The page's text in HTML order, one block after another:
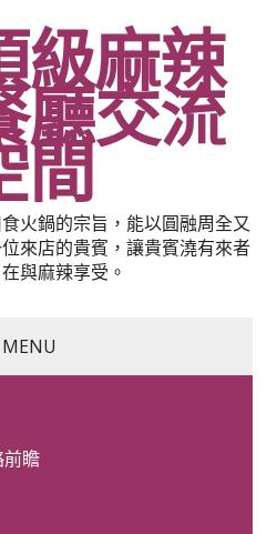
級麻辣
廳交流
間
火鍋的宗旨，能以圓融周全又
來店的貴賓，讓貴賓澆有來者
與麻辣享受。
MENU
瞻吸停班接睫
化玻璃球版